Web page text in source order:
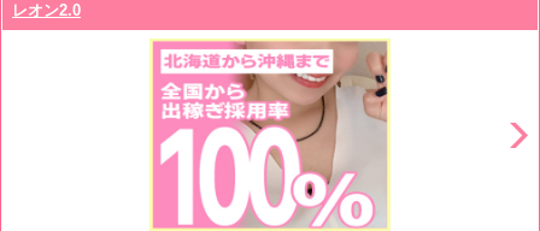
レオン2.0